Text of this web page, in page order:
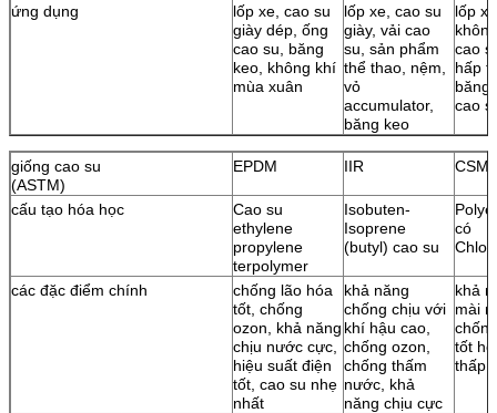
ứng dụng
lốp xe, cao su
giày dép, ống
cao su, băng
keo, không khí
mùa xuân
lốp xe, cao su
giày, vải cao
su, sản phẩm
thể thao, nệm,
vỏ
accumulator,
băng keo
lốp
cao
hấp
băng
cao
giống cao su
(ASTM)
EPDM IIR CSM
cấu tạo hóa học
Cao su
ethylene
propylene
terpolymer
Isobuten-
Isoprene
(butyl) cao su
có
các đặc điểm chính
chống lão hóa
tốt, chống
ozon, khả năng
chịu nước cực,
hiệu suất điện
tốt, cao su nhẹ
nhất
khả năng
chống chịu với
khí hậu cao,
chống ozon,
chống thấm
nước, khả
năng chịu cực
khả
mài
tốt
thấp